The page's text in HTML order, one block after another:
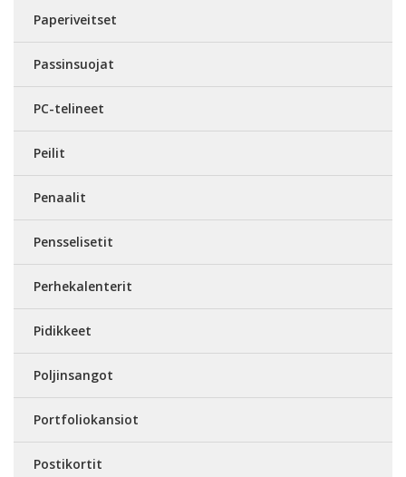
Paperiveitset
Passinsuojat
PC-telineet
Peilit
Penaalit
Pensselisetit
Perhekalenterit
Pidikkeet
Poljinsangot
Portfoliokansiot
Postikortit